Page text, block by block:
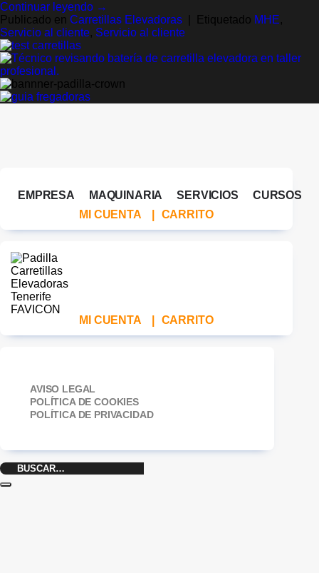
Continuar leyendo →
Publicado en Carretillas Elevadoras Etiquetado MHE,
Servicio al cliente, Servicio al cliente
EMPRESA MAQUINARIA SERVICIOS
CURSOS
MI CUENTA
CARRITO
MI CUENTA CARRITO
AVISO LEGAL
POLÍTICA DE COOKIES
POLÍTICA DE PRIVACIDAD
Buscar
por: